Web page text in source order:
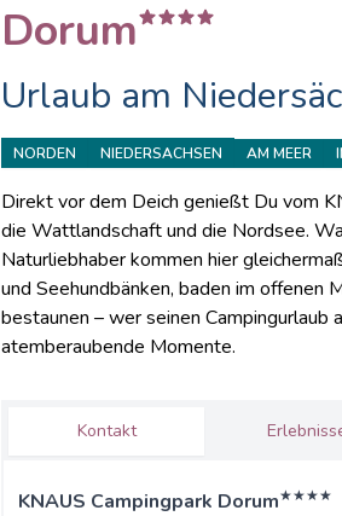
Dorum
Urlaub am
NORDEN NIEDERSACHSEN AM MEER
Direkt vor dem Deich genießt Du vom
die Wattlandschaft und die Nordsee.
Naturliebhaber kommen hier
und Seehundbänken, baden im offenen
bestaunen – wer seinen
atemberaubende Momente.
Kontakt
KNAUS Campingpark Dorum★★★★